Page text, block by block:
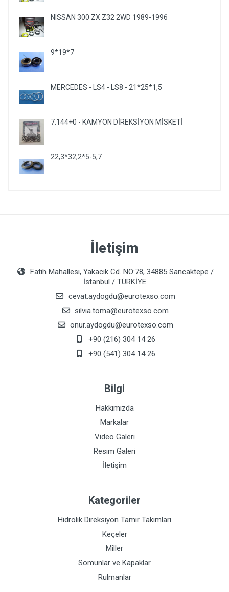
NISSAN 300 ZX Z32 2WD 1989-1996
9*19*7
MERCEDES - LS4 - LS8 - 21*25*1,5
7.144+0 - KAMYON DİREKSİYON MİSKETİ
22,3*32,2*5-5,7
İletişim
Fatih Mahallesi, Yakacık Cd. NO:78, 34885 Sancaktepe /
İstanbul / TÜRKİYE
cevat.aydogdu@eurotexso.com
silvia.toma@eurotexso.com
onur.aydogdu@eurotexso.com
+90 (216) 304 14 26
+90 (541) 304 14 26
Bilgi
Hakkımızda
Markalar
Video Galeri
Resim Galeri
İletişim
Kategoriler
Hidrolik Direksiyon Tamir Takımları
Keçeler
Miller
Somunlar ve Kapaklar
Rulmanlar